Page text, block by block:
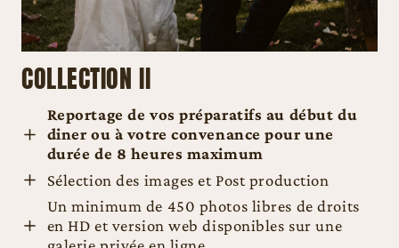
COLLECTION II
Reportage de vos préparatifs au début du
dinerou à votre convenance pour une
durée de 8 heures maximum
Sélection des images et Post production
Un minimum de 450 photos libres de droits
en HD et version web disponibles sur une